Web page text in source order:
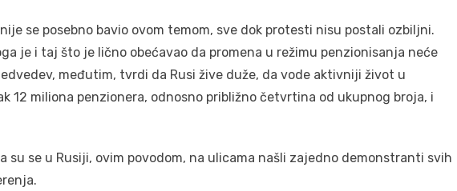
se posebno bavio ovom temom, sve dok protesti nisu postali ozbiljni.
je i taj što je lično obećavao da promena u režimu penzionisanja neće
međutim, tvrdi da Rusi žive duže, da vode aktivniji život u
12 miliona penzionera, odnosno približno četvrtina od ukupnog broja, i
su se u Rusiji, ovim povodom, na ulicama našli zajedno demonstranti svih